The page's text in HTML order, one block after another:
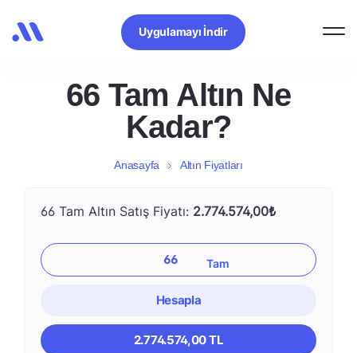
Uygulamayı İndir
66 Tam Altın Ne
Kadar?
Anasayfa Altın Fiyatları
66 Tam Altın Satış Fiyatı: 2.774.574,00₺
Hesapla
2.774.574,00 TL